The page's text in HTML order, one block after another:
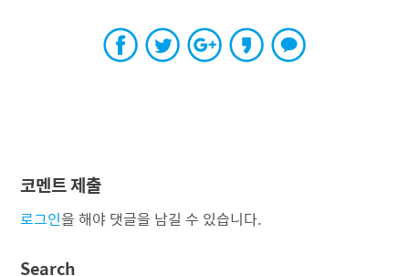
코멘트 제출
로그인을 해야 댓글을 남길 수 있습니다.
Search